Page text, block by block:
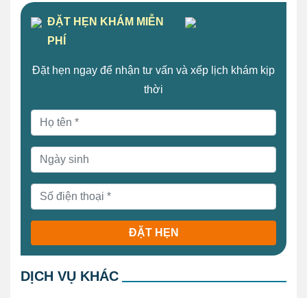
ĐẶT HẸN KHÁM MIỄN
PHÍ
Đặt hẹn ngay để nhận tư vấn và xếp lịch khám kịp
thời
ĐẶT HẸN
DỊCH VỤ KHÁC